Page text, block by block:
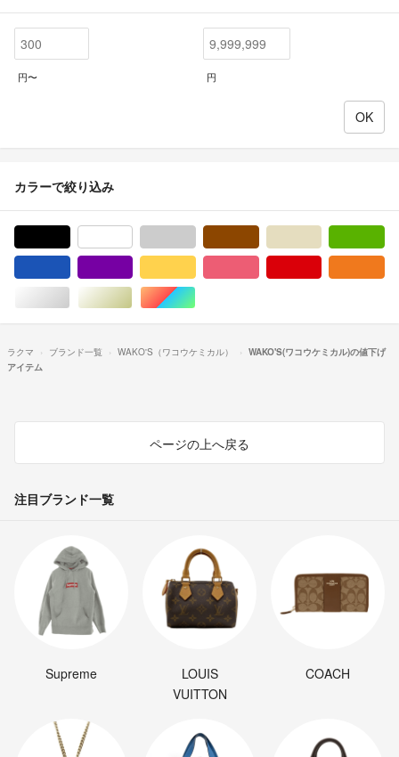
円〜 円
カラーで絞り込み
シルバー/銀色系ゴールド/金色系マルチカラー
ラクマ ブランド一覧 WAKO'S（ワコウケミカル）
WAKO'S(ワコウケミカル)の値下げ
アイテム
ページの上へ戻る
注目ブランド一覧
Supreme
LOUIS
VUITTON
COACH